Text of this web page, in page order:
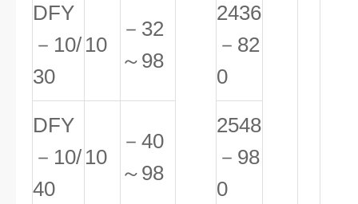
DFY
－10/
30
10
－32
～98
2436
－82
0
DFY
－10/
40
10
－40
～98
2548
－98
0